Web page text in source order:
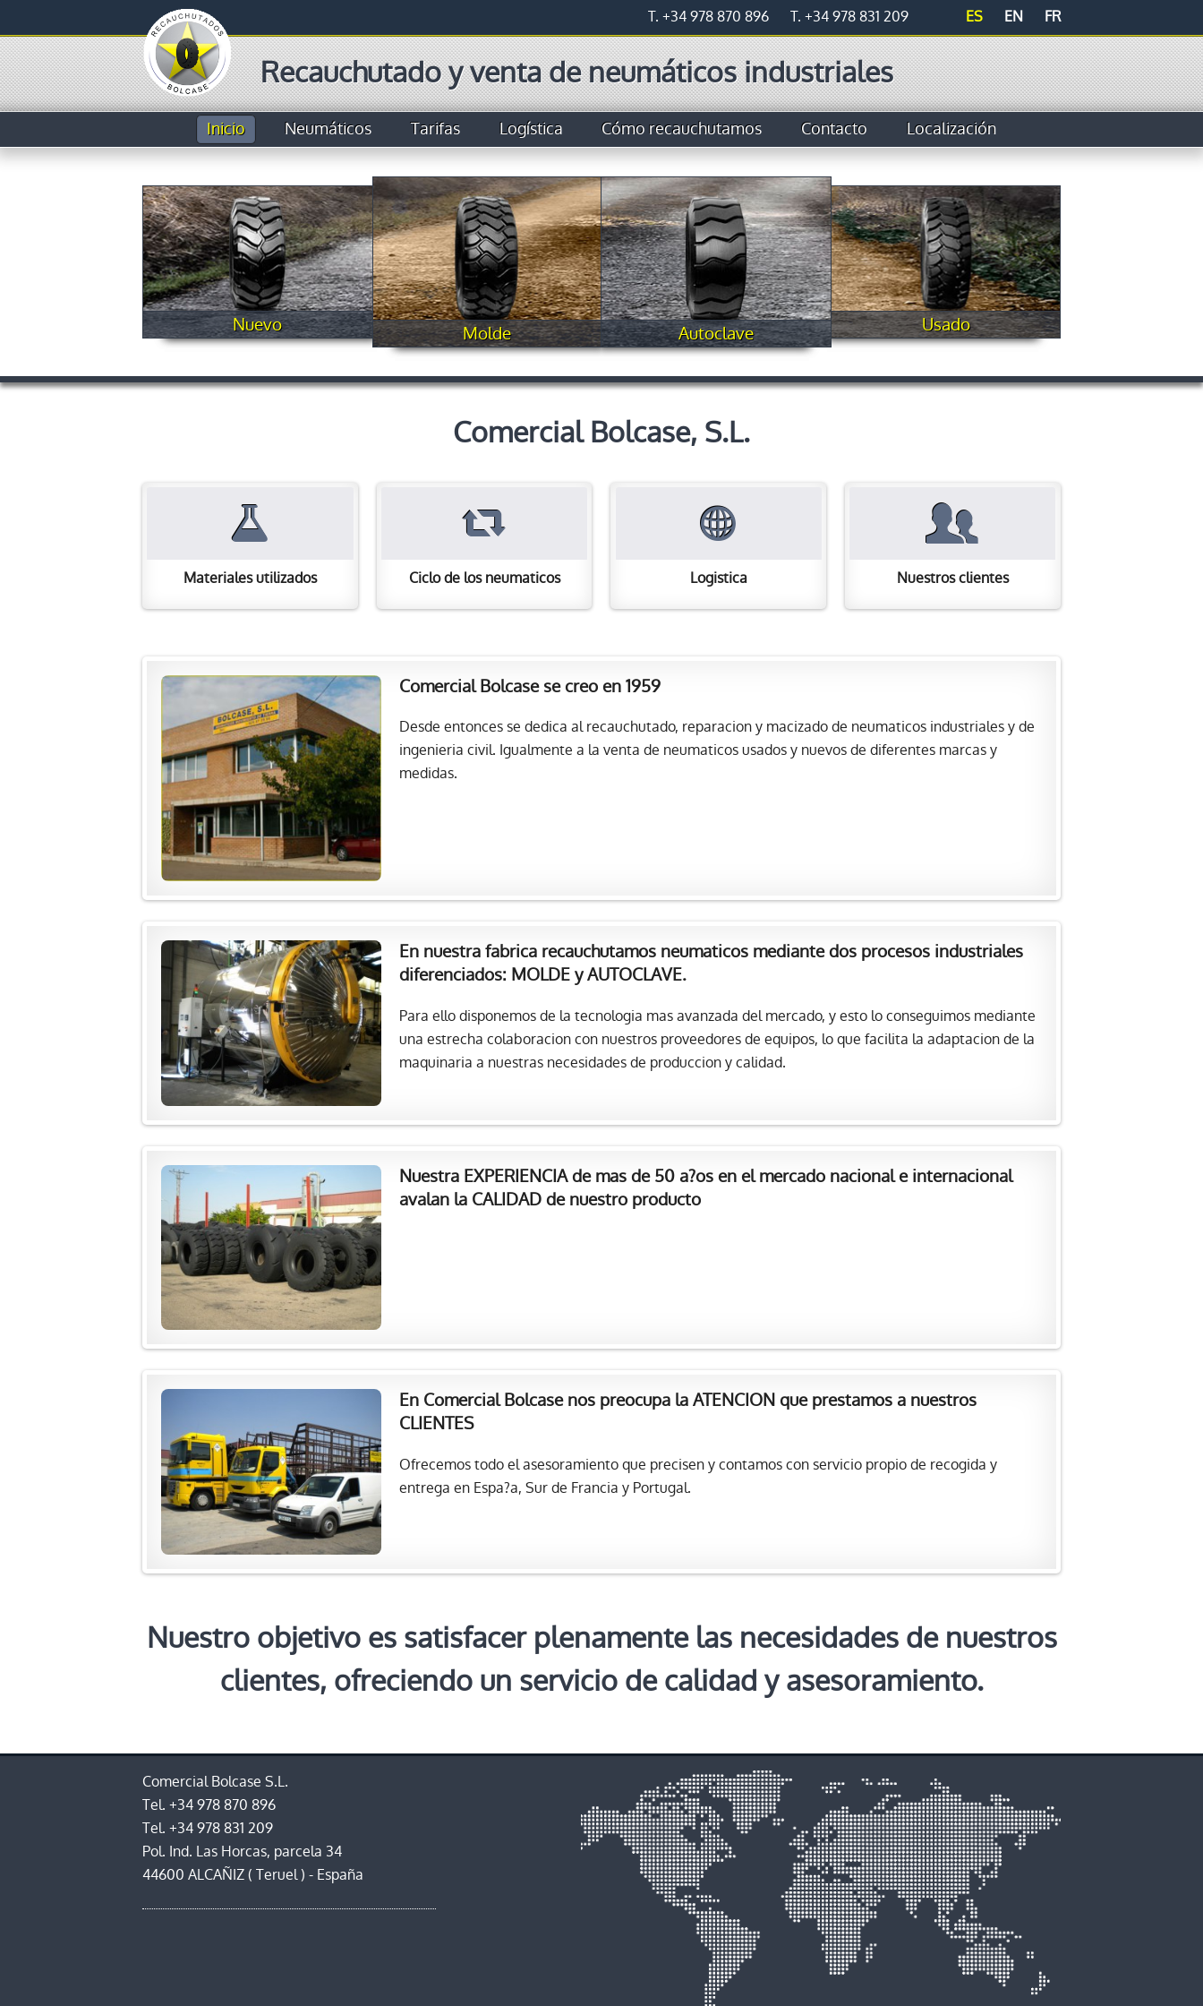
ES EN FR
T. +34 978 870 896 T. +34 978 831 209
Recauchutado y venta de neumáticos industriales
Inicio Neumáticos Tarifas Logística Cómo recauchutamos Contacto Localización
Nuevo Molde Autoclave Usado
Comercial Bolcase, S.L.
Materiales utilizados Ciclo de los neumaticos Logistica Nuestros clientes
Comercial Bolcase se creo en 1959
Desde entonces se dedica al recauchutado, reparacion y macizado de neumaticos industriales y de
ingenieria civil. Igualmente a la venta de neumaticos usados y nuevos de diferentes marcas y
medidas.
En nuestra fabrica recauchutamos neumaticos mediante dos procesos industriales
diferenciados: MOLDE y AUTOCLAVE.
Para ello disponemos de la tecnologia mas avanzada del mercado, y esto lo conseguimos mediante
una estrecha colaboracion con nuestros proveedores de equipos, lo que facilita la adaptacion de la
maquinaria a nuestras necesidades de produccion y calidad.
Nuestra EXPERIENCIA de mas de 50 a?os en el mercado nacional e internacional
avalan la CALIDAD de nuestro producto
En Comercial Bolcase nos preocupa la ATENCION que prestamos a nuestros
CLIENTES
Ofrecemos todo el asesoramiento que precisen y contamos con servicio propio de recogida y
entrega en Espa?a, Sur de Francia y Portugal.
Nuestro objetivo es satisfacer plenamente las necesidades de nuestros
clientes, ofreciendo un servicio de calidad y asesoramiento.
Comercial Bolcase S.L.
Tel. +34 978 870 896
Tel. +34 978 831 209
Pol. Ind. Las Horcas, parcela 34
44600 ALCAÑIZ( Teruel) - España